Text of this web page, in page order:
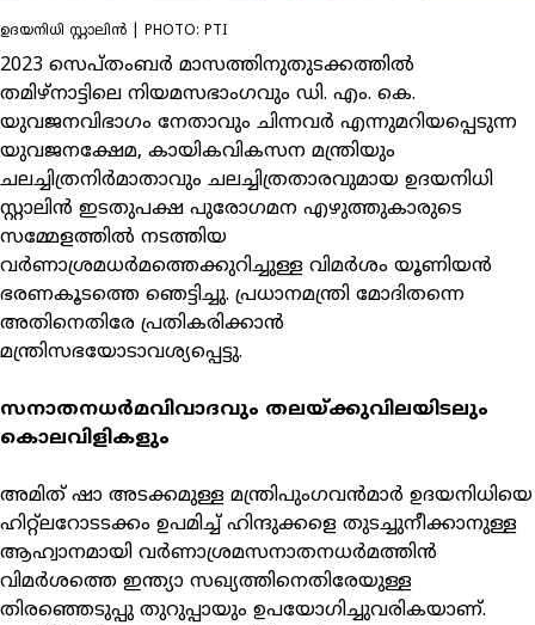
ഉദയനിധി സ്റ്റാലിന്‍ | PHOTO: PTI
2023 സെപ്തംബര്‍ മാസത്തിനുതുടക്കത്തില്‍
തമിഴ്നാട്ടിലെ നിയമസഭാംഗവും ഡി. എം. കെ.
യുവജനവിഭാഗം നേതാവും ചിന്നവര്‍ എന്നുമറിയപ്പെടുന്ന
യുവജനക്ഷേമ, കായികവികസന മന്ത്രിയും
ചലച്ചിത്രനിര്‍മാതാവും ചലച്ചിത്രതാരവുമായ ഉദയനിധി
സ്റ്റാലിന്‍ ഇടതുപക്ഷ പുരോഗമന എഴുത്തുകാരുടെ
സമ്മേളത്തില്‍ നടത്തിയ
വര്‍ണാശ്രമധര്‍മത്തെക്കുറിച്ചുള്ള വിമര്‍ശം യൂണിയന്‍
ഭരണകൂടത്തെ ഞെട്ടിച്ചു. പ്രധാനമന്ത്രി മോദിതന്നെ
അതിനെതിരേ പ്രതികരിക്കാന്‍
മന്ത്രിസഭയോടാവശ്യപ്പെട്ടു.
സനാതനധര്‍മവിവാദവും തലയ്ക്കുവിലയിടലും
കൊലവിളികളും
അമിത് ഷാ അടക്കമുള്ള മന്ത്രിപുംഗവന്‍മാര്‍ ഉദയനിധിയെ
ഹിറ്റ്ലറോടടക്കം ഉപമിച്ച് ഹിന്ദുക്കളെ തുടച്ചുനീക്കാനുള്ള
ആഹ്വാനമായി വര്‍ണാശ്രമസനാതനധര്‍മത്തിന്‍
വിമര്‍ശത്തെ ഇന്ത്യാ സഖ്യത്തിനെതിരേയുള്ള
തിരഞ്ഞെടുപ്പു തുറുപ്പായും ഉപയോഗിച്ചുവരികയാണ്.